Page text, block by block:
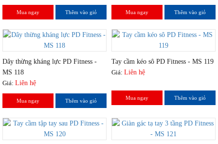
Mua ngay Thêm vào giỏ Mua ngay Thêm vào giỏ
Dây thừng kháng lực PD Fitness -
MS 118
Giá: Liên hệ
Mua ngay Thêm vào giỏ
Tay cầm kéo sô PD Fitness - MS 119
Giá: Liên hệ
Mua ngay Thêm vào giỏ